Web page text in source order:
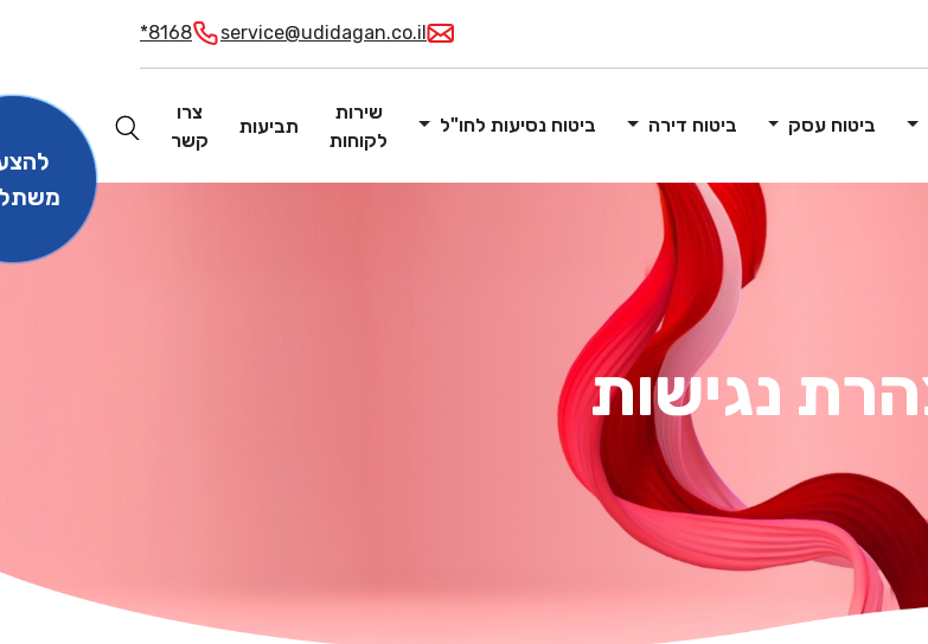
service@udidagan.co.il
*8168
ביטוח עסק ביטוח דירה ביטוח נסיעות לחו"ל
שירות
לקוחות
תביעות
צרו
קשר
נגישות